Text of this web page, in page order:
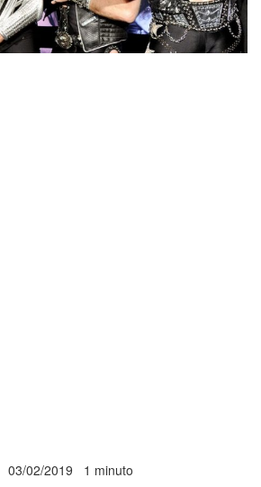
03/02/2019 1 minuto